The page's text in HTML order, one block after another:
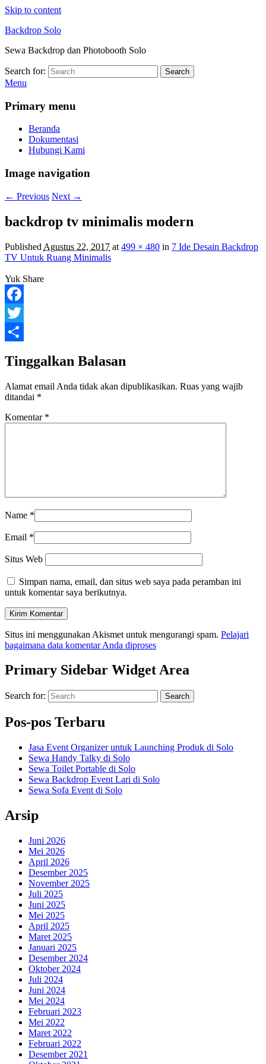
Skip to content
Backdrop Solo
Sewa Backdrop dan Photobooth Solo
Search for: Search
Menu
Primary menu
Beranda
Dokumentasi
Hubungi Kami
Image navigation
← Previous Next →
backdrop tv minimalis modern
Published Agustus 22, 2017 at 499 × 480 in 7 Ide Desain Backdrop
TV Untuk Ruang Minimalis
Yuk Share
Facebook
Twitter
Tinggalkan Balasan
Alamat email Anda tidak akan dipublikasikan. Ruas yang wajib
ditandai *
Komentar *
Name *
Email *
Situs Web
Simpan nama, email, dan situs web saya pada peramban ini
untuk komentar saya berikutnya.
Situs ini menggunakan Akismet untuk mengurangi spam. Pelajari
bagaimana data komentar Anda diproses
Primary Sidebar Widget Area
Search for: Search
Pos-pos Terbaru
Jasa Event Organizer untuk Launching Produk di Solo
Sewa Handy Talky di Solo
Sewa Toilet Portable di Solo
Sewa Backdrop Event Lari di Solo
Sewa Sofa Event di Solo
Arsip
Juni 2026
Mei 2026
April 2026
Desember 2025
November 2025
Juli 2025
Juni 2025
Mei 2025
April 2025
Maret 2025
Januari 2025
Desember 2024
Oktober 2024
Juli 2024
Juni 2024
Mei 2024
Februari 2023
Mei 2022
Maret 2022
Februari 2022
Desember 2021